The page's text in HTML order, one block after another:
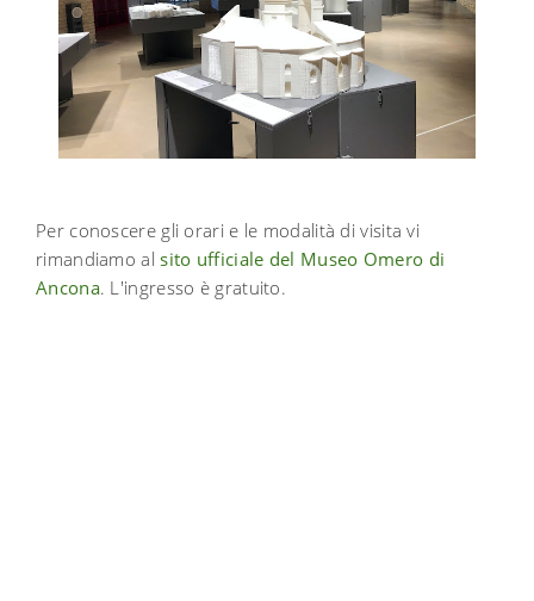
Per conoscere gli orari e le modalità di visita vi
rimandiamo al sito ufficiale del Museo Omero di
Ancona. L'ingresso è gratuito.